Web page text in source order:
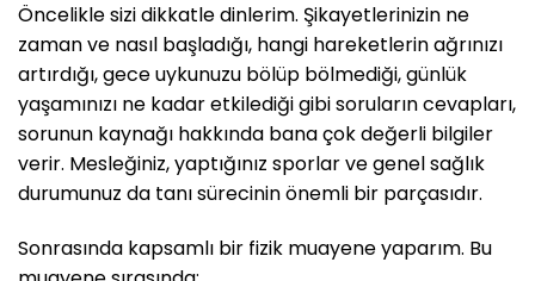
Öncelikle sizi dikkatle dinlerim. Şikayetlerinizin ne
zaman ve nasıl başladığı, hangi hareketlerin ağrınızı
artırdığı, gece uykunuzu bölüp bölmediği, günlük
yaşamınızı ne kadar etkilediği gibi soruların cevapları,
sorunun kaynağı hakkında bana çok değerli bilgiler
verir. Mesleğiniz, yaptığınız sporlar ve genel sağlık
durumunuz da tanı sürecinin önemli bir parçasıdır.
Sonrasında kapsamlı bir fizik muayene yaparım. Bu